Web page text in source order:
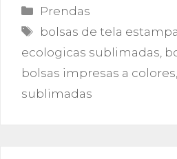
Categorías
Prendas
Etiquetas
bolsas de tela
ecologicas sublimadas
bolsas impresas a colores
sublimadas